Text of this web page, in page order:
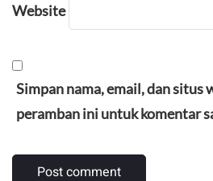
Website
Simpan nama, email, dan situs
peramban ini untuk komentar